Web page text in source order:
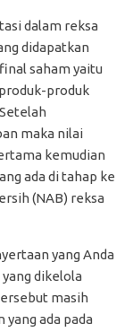
dalam reksa
didapatkan
saham yaitu
produk
maka nilai
kemudian
ada di tahap ke
(NAB) reksa
yang Anda
dikelola
masih
ada pada